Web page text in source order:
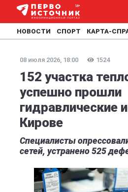
НОВОСТИ СПОРТ КАРТА-
08 июля 2026, 18:00 1524
152 участка
успешно прошли
гидравлические
Кирове
Специалисты
сетей, устранено 525